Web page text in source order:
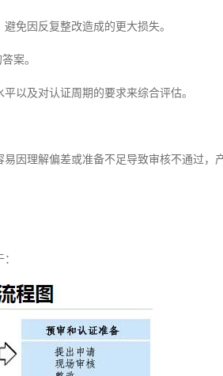
免因反复整改造成的更大损失。
案。
以及对认证周期的要求来综合评估。
因理解偏差或准备不足导致审核不通过，